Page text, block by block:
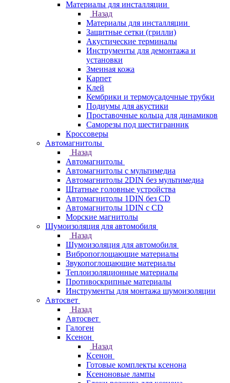
Материалы для инсталляции
Назад
Материалы для инсталляции
Защитные сетки (грилли)
Акустические терминалы
Инструменты для демонтажа и
установки
Змеиная кожа
Карпет
Клей
Кембрики и термоусадочные трубки
Подиумы для акустики
Проставочные кольца для динамиков
Саморезы под шестигранник
Кроссоверы
Автомагнитолы
Назад
Автомагнитолы
Автомагнитолы с мультимедиа
Автомагнитолы 2DIN без мультимедиа
Штатные головные устройства
Автомагнитолы 1DIN без CD
Автомагнитолы 1DIN с CD
Морские магнитолы
Шумоизоляция для автомобиля
Назад
Шумоизоляция для автомобиля
Вибропоглощающие материалы
Звукопоглощающие материалы
Теплоизоляционные материалы
Противоскрипные материалы
Инструменты для монтажа шумоизоляции
Автосвет
Назад
Автосвет
Галоген
Ксенон
Назад
Ксенон
Готовые комплекты ксенона
Ксеноновые лампы